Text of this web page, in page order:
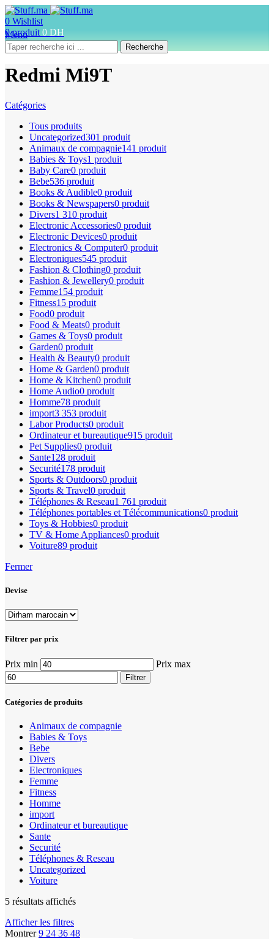
0 Wishlist
0produit 0 DH
Menu
Recherche
Redmi Mi9T
Catégories
Tous produits
Uncategorized301 produit
Animaux de compagnie141 produit
Babies & Toys1 produit
Baby Care0 produit
Bebe536 produit
Books & Audible0 produit
Books & Newspapers0 produit
Divers1 310 produit
Electronic Accessories0 produit
Electronic Devices0 produit
Electronics & Computer0 produit
Electroniques545 produit
Fashion & Clothing0 produit
Fashion & Jewellery0 produit
Femme154 produit
Fitness15 produit
Food0 produit
Food & Meats0 produit
Games & Toys0 produit
Garden0 produit
Health & Beauty0 produit
Home & Garden0 produit
Home & Kitchen0 produit
Home Audio0 produit
Homme78 produit
import3 353 produit
Labor Products0 produit
Ordinateur et bureautique915 produit
Pet Supplies0 produit
Sante128 produit
Securité178 produit
Sports & Outdoors0 produit
Sports & Travel0 produit
Téléphones & Reseau1 761 produit
Téléphones portables et Télécommunications0 produit
Toys & Hobbies0 produit
TV & Home Appliances0 produit
Voiture89 produit
Fermer
Devise
Filtrer par prix
Prix min Prix max
Filtrer
Catégories de produits
Animaux de compagnie
Babies & Toys
Bebe
Divers
Electroniques
Femme
Fitness
Homme
import
Ordinateur et bureautique
Sante
Securité
Téléphones & Reseau
Uncategorized
Voiture
5 résultats affichés
Afficher les filtres
Montrer9 24 36 48